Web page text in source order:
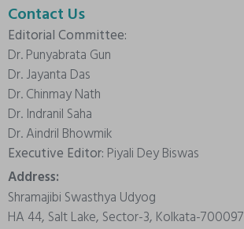
Contact Us
Editorial Committee:
Dr. Punyabrata Gun
Dr. Jayanta Das
Dr. Chinmay Nath
Dr. Indranil Saha
Dr. Aindril Bhowmik
Executive Editor: Piyali Dey Biswas
Address:
Shramajibi Swasthya Udyog
HA 44, Salt Lake, Sector-3, Kolkata-700097